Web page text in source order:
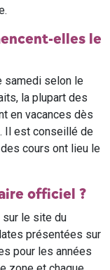
elles le
samedi selon le
la plupart des
en vacances dès
Il est conseillé de
cours ont lieu le
officiel ?
le site du
présentées sur
pour les années